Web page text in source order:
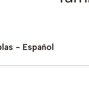
- Español